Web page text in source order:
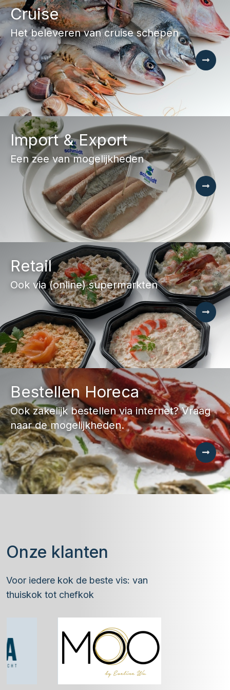
Cruise
Het beleveren van cruise schepen
Import & Export
Een zee van mogelijkheden
Retail
Ook via (online) supermarkten
Bestellen Horeca
Ook zakelijk bestellen via internet? Vraag
naar de mogelijkheden.
Onze klanten
Voor iedere kok de beste vis: van
thuiskok tot chefkok